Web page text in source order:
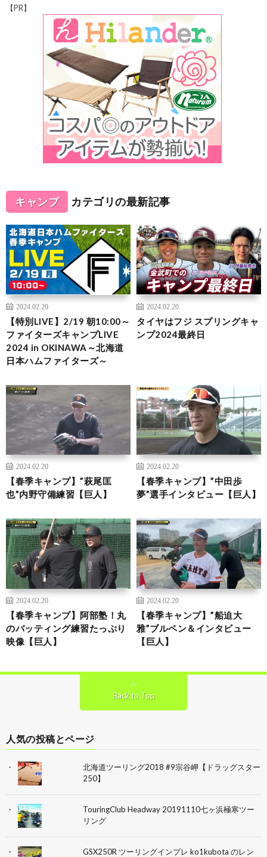
【PR】
キャンプ カテゴリの最新記事
2024.02.20
【特別LIVE】2/19 朝10:00～
ファイターズキャンプLIVE
2024 in OKINAWA～北海道
日本ハムファイターズ～
2024.02.20
タイヤはフジ スプリングキャ
ンプ2024最終日
2024.02.20
【春季キャンプ】”萩尾匡
也”内野守備練習【巨人】
2024.02.20
【春季キャンプ】”中田歩
夢”選手インタビュー【巨人】
2024.02.20
【春季キャンプ】阿部塾！丸
のバッティング練習たっぷり
映像【巨人】
2024.02.20
【春季キャンプ】”船迫大
雅”ブルペン＆インタビュー
【巨人】
Back to Top
人気の投稿とページ
北海道ツーリング2018 #9宗谷岬【ドラッグスター
250】
TouringClub Headway 20191110七ヶ浜極寒ツー
リング
GSX250R ツーリングインプレ ko1kubota のレン